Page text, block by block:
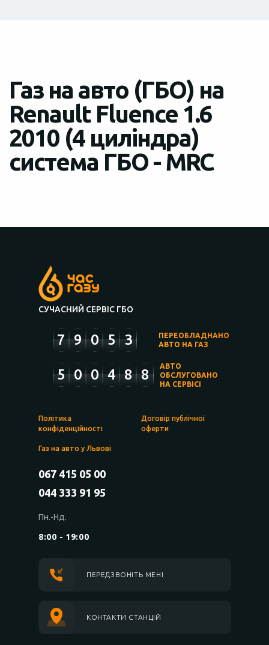
Газ на авто (ГБО) на
Renault Fluence 1.6
2010 (4 циліндра)
система ГБО - MRC
СУЧАСНИЙ СЕРВІС ГБО
7 9 0 5 3
ПЕРЕОБЛАДНАНО
АВТО НА ГАЗ
5 0 0 4 8 8
АВТО
ОБСЛУГОВАНО
НА СЕРВІСІ
Політика
конфіденційності
Договір публічної
оферти
Газ на авто у Львові
067 415 05 00
044 333 91 95
Пн.-Нд.
8:00 - 19:00
ПЕРЕДЗВОНІТЬ МЕНІ
КОНТАКТИ СТАНЦІЙ